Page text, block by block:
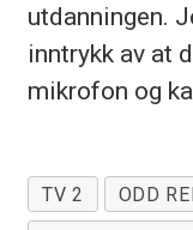
utdanningen.
inntrykk av at
mikrofon og
TV 2 ODD